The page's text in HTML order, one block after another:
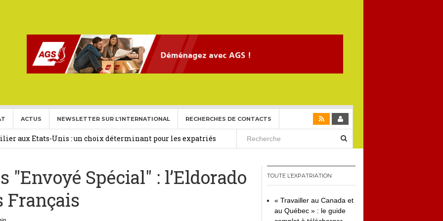
ACTUS NEWSLETTER SUR L’INTERNATIONAL RECHERCHES DE CONTACTS
aux Etats Unis pour l’année 2026-2027. 27 février 2026
aux Etats-Unis : un choix déterminant pour les expatriés
Expatriés 30 novembre 2025
Card) 20 mai 2025
2 novembre 2024
"Envoyé Spécial" : l’Eldorado
Français
TOUTE L’EXPATRIATION
« Travailler au Canada et
au Québec » : le guide